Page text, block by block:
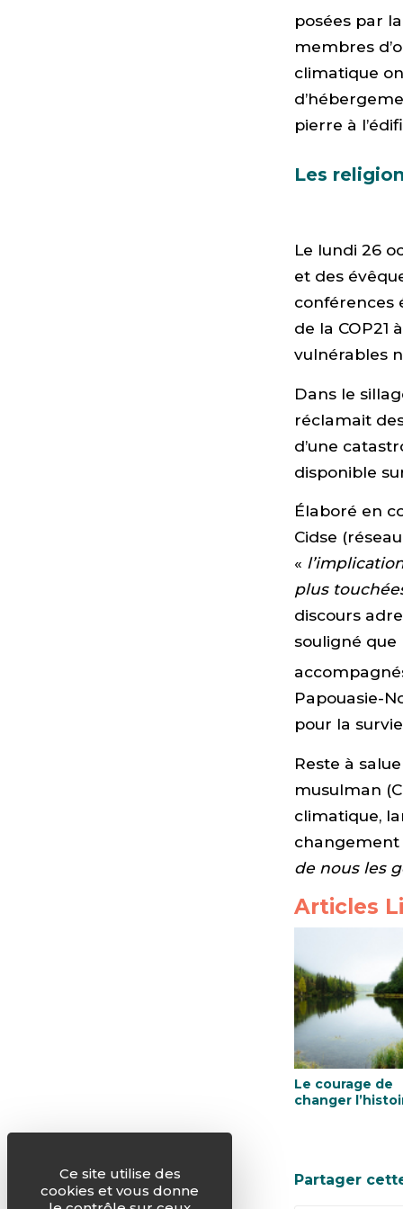
posées par
membres
climatique
pierre à
Les
Le lundi 26
et des
conférences
de la COP21
vulnérables
Dans le
réclamait
d’une
disponible
Élaboré en
Cidse
«
plus
discours
souligné que
Papouasie-
pour la
Reste à
musulman
climatique,
changement
de nous les
Articles
Le courage de
changer
Partager
Ce site utilise des
cookies et vous donne